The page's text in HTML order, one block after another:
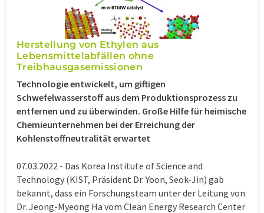
Herstellung von Ethylen aus
Lebensmittelabfällen ohne
Treibhausgasemissionen
Technologie entwickelt, um giftigen
Schwefelwasserstoff aus dem Produktionsprozess zu
entfernen und zu überwinden. Große Hilfe für heimische
Chemieunternehmen bei der Erreichung der
Kohlenstoffneutralität erwartet
07.03.2022 - Das Korea Institute of Science and
Technology (KIST, Präsident Dr. Yoon, Seok-Jin) gab
bekannt, dass ein Forschungsteam unter der Leitung von
Dr. Jeong-Myeong Ha vom Clean Energy Research Center